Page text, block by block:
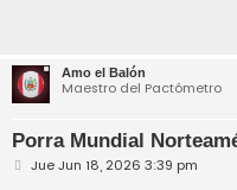
Amo el Balón
Maestro del Pactómetro
Porra Mundial
M
Jue Jun 18, 2026 3:39 pm